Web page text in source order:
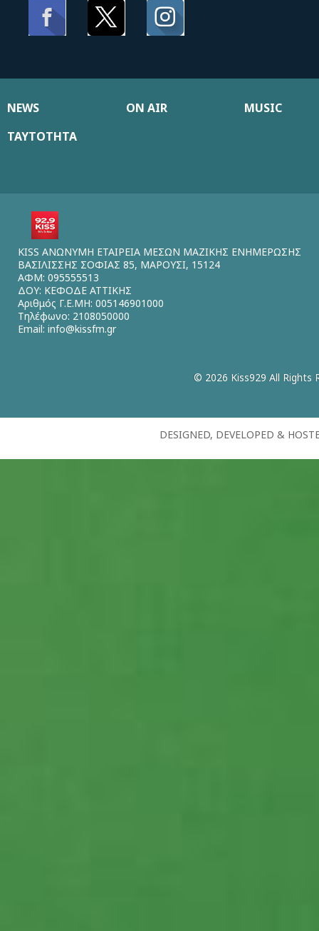
NEWS ON AIR
MUSIC
ΤΑΥΤΟΤΗΤΑ
KISS ΑΝΩΝΥΜΗ ΕΤΑΙΡΕΙΑ ΜΕΣΩΝ ΜΑΖΙΚΗΣ ΕΝΗΜΕΡΩΣΗΣ
ΒΑΣΙΛΙΣΣΗΣ ΣΟΦΙΑΣ 85, ΜΑΡΟΥΣΙ, 15124
ΑΦΜ: 095555513
ΔΟΥ: ΚΕΦΟΔΕ ΑΤΤΙΚΗΣ
Αριθμός Γ.Ε.ΜΗ: 005146901000
Τηλέφωνο: 2108050000
Email: info@kissfm.gr
© 2026 Kiss929 All Rights
DESIGNED, DEVELOPED &